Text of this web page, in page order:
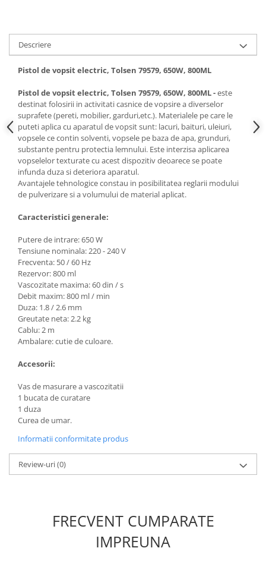
Hota tavan
Hote cupolare
Hote decorative
Hote incorporabile
Hote insula
Hote telescopice
Hote traditionale
Masini de Spalat Rufe & Uscatoare
Accesorii masini de spalat &
uscatoare
Masini automate de spalat rufe
Masini de spalat rufe cu uscator
Uscatoare de rufe
Masini de spalat vase
Masini de spalat vase incorporabile
Masini de spalat vase
independente
Motoburghiu/Foreza pamant
Pachete Incorporabile
Pirostrii & Arzatoare
Pompe de stropit
Radiatoare
Sobe pe gaz & electrice
Suflante Frunze
Descriere
Pistol de vopsit electric, Tolsen 79579, 650W, 800ML
Pistol de vopsit electric, Tolsen 79579, 650W, 800ML -este
destinat folosirii in activitati casnice de vopsire a diverselor
suprafete (pereti, mobilier, garduri,etc.). Materialele pe care le
puteti aplica cu aparatul de vopsit sunt: lacuri, baituri, uleiuri,
vopsele ce contin solventi, vopsele pe baza de apa, grunduri,
substante pentru protectia lemnului. Este interzisa aplicarea
vopselelor texturate cu acest dispozitiv deoarece se poate
infunda duza si deteriora aparatul.
Avantajele tehnologice constau in posibilitatea reglarii modului
de pulverizare si a volumului de material aplicat.
Caracteristici generale:
Putere de intrare: 650 W
Tensiune nominala: 220 - 240 V
Frecventa: 50 / 60 Hz
Rezervor: 800 ml
Vascozitate maxima: 60 din / s
Debit maxim: 800 ml / min
Duza: 1.8 / 2.6 mm
Greutate neta: 2.2 kg
Cablu: 2 m
Ambalare: cutie de culoare.
Accesorii:
Vas de masurare a vascozitatii
1 bucata de curatare
1 duza
Curea de umar.
Informatii conformitate produs
Review-uri(0)
FRECVENT CUMPARATE
IMPREUNA